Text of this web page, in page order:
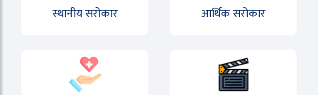
स्थानीय सरोकार आर्थिक सरोकार